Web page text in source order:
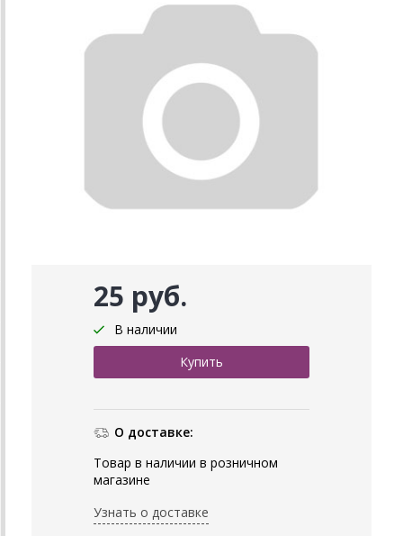
25 руб.
В наличии
О доставке:
Товар в наличии в розничном
магазине
Узнать о доставке